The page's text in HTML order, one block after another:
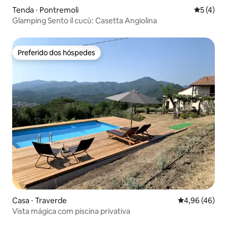
Tenda ⋅ Pontremoli 5 de
5 (4)
Glamping Sento il cucù: Casetta Angiolina
Preferido dos hóspedes
Preferido dos hóspedes
Casa ⋅ Traverde 4,96 de uma
4,96 (46)
Vista mágica com piscina privativa